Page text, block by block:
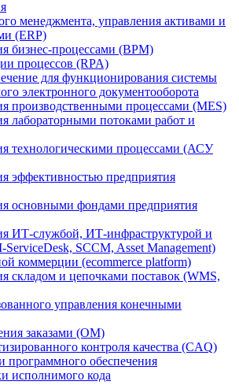
менеджмента, управления активами и
(ERP)
бизнес-процессами (BPM)
процессов (RPA)
для функционирования системы
электронного документооборота
производственными процессами (MES)
лабораторными потоками работ и
технологическими процессами (АСУ
эффективностью предприятия
основными фондами предприятия
ИТ-службой, ИТ-инфраструктурой и
SCCM, Asset Management)
коммерции (ecommerce platform)
складом и цепочками поставок (WMS,
управления конечными
заказами (OM)
контроля качества (CAQ)
программного обеспечения
исполнимого кода